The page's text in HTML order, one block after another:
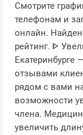
Смотрите
телефонам и
онлайн.
рейтинг. ᐈ
отзывами
рядом с вами
возможности
члена.
увеличить